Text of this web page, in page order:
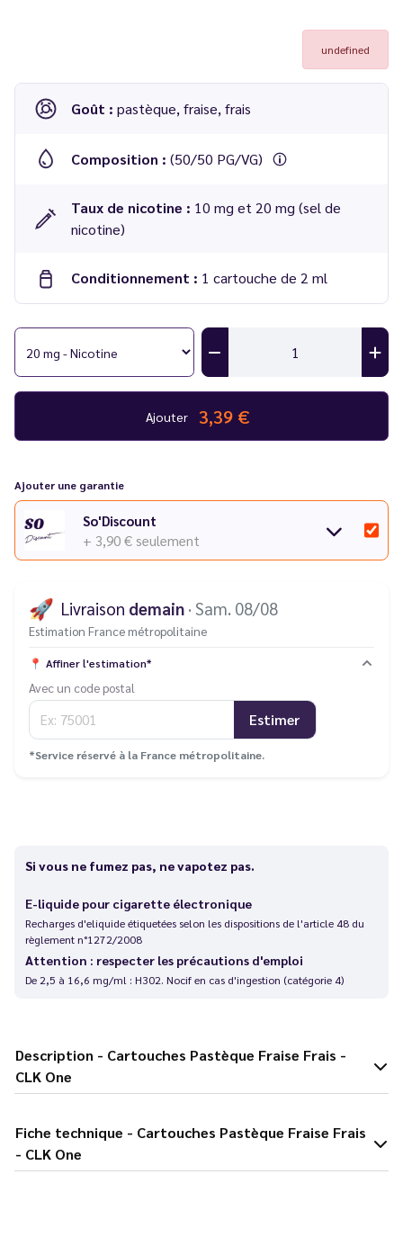
undefined
Goût : pastèque, fraise, frais
Composition : (50/50 PG/VG)
Taux de nicotine : 10 mg et 20 mg (sel de
nicotine)
Conditionnement : 1 cartouche de 2 ml
Compatibilité :Batterie CLK One
Résistance :1 ohm
Ajouter 3,39 €
Ajouter une garantie
So'Discount
+ 3,90 € seulement
🚀 Livraison demain · Sam. 08/08
Estimation France métropolitaine
📍 Affiner l'estimation*
Avec un code postal
Estimer
*Service réservé à la France métropolitaine.
Si vous ne fumez pas, ne vapotez pas.
E-liquide pour cigarette électronique
Recharges d'eliquide étiquetées selon les dispositions de l'article 48 du
règlement n°1272/2008
Attention : respecter les précautions d'emploi
De 2,5 à 16,6 mg/ml : H302. Nocif en cas d'ingestion (catégorie 4)
Description - Cartouches Pastèque Fraise Frais -
CLK One
Fiche technique - Cartouches Pastèque Fraise Frais
- CLK One